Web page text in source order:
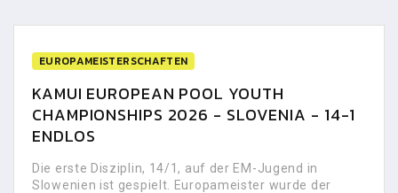
EUROPAMEISTERSCHAFTEN
KAMUI EUROPEAN POOL YOUTH
CHAMPIONSHIPS 2026 - SLOVENIA - 14-1
ENDLOS
Die erste Disziplin, 14/1, auf der EM-Jugend in
Slowenien ist gespielt. Europameister wurde der